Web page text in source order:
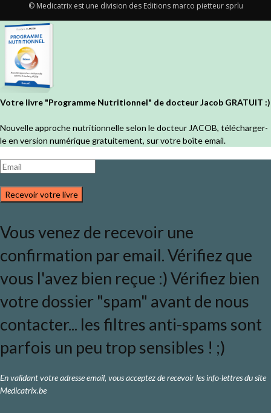
© Medicatrix est une division des Editions marco pietteur sprlu
Votre livre "Programme Nutritionnel" de docteur Jacob GRATUIT :)
Nouvelle approche nutritionnelle selon le docteur JACOB, télécharger-
le en version numérique gratuitement, sur votre boîte email.
Recevoir votre livre
Vous venez de recevoir une
confirmation par email. Vérifiez que
vous l'avez bien reçue :) Vérifiez bien
votre dossier "spam" avant de nous
contacter... les filtres anti-spams sont
parfois un peu trop sensibles ! ;)
En validant votre adresse email, vous acceptez de recevoir les info-lettres du site
Medicatrix.be